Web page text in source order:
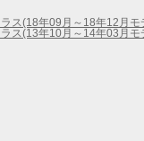
ス(18年09月～18年12月モ
ス(13年10月～14年03月モ